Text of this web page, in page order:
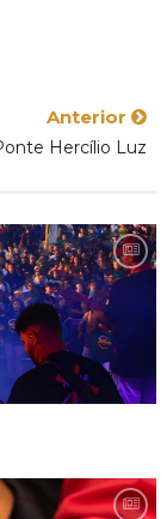
Anterior
Hercílio Luz